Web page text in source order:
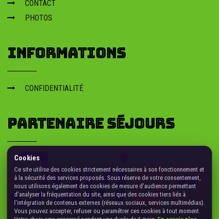
Stage perfectionnement motocross près de Gourdon : progression
technique, sécurité et conseils pro sur piste.
occitanie
Terrain de paint-ball Occitanie : terrain équipé, scénarios et organisation
ou pratiquer le sx en
occitanie
Demandez les solutions proches et créneaux.
CONTACT
PHOTOS
INFORMATIONS
CONFIDENTIALITÉ
PARTENAIRE SÉJOURS
Cookies
Ce site utilise des cookies strictement nécessaires à son fonctionnement et
à la sécurité des services proposés. Sous réserve de votre consentement,
nous utilisons également des cookies de mesure d’audience permettant
d’analyser la fréquentation du site, ainsi que des cookies tiers liés à
l’intégration de contenus externes (réseaux sociaux, services multimédias).
Vous pouvez accepter, refuser ou paramétrer ces cookies à tout moment.